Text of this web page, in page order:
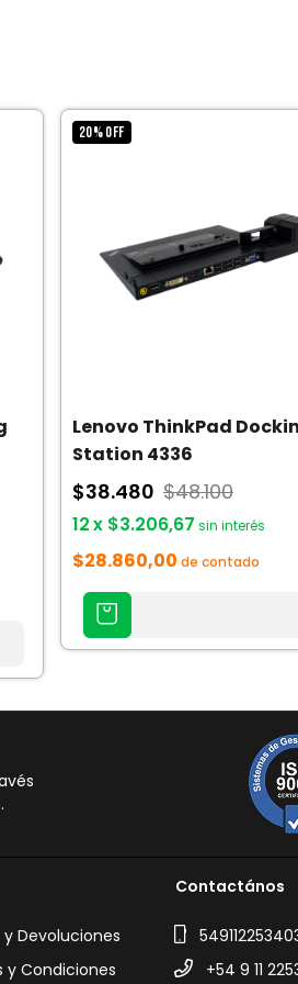
20%OFF
Lenovo ThinkPad
Station 4336
$38.480 $48.100
12x $3.206,67 sin interés
$28.860,00 de contado
AGREGAR
CARRITO
Devoluciones
y Condiciones
Contactános
+54 9 11